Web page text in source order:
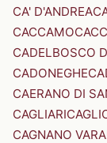
CA' D'ANDREA
CACCAMO
CADELBOSCO
CADONEGHE
CAERANO DI
CAGLIARI
CAGNANO